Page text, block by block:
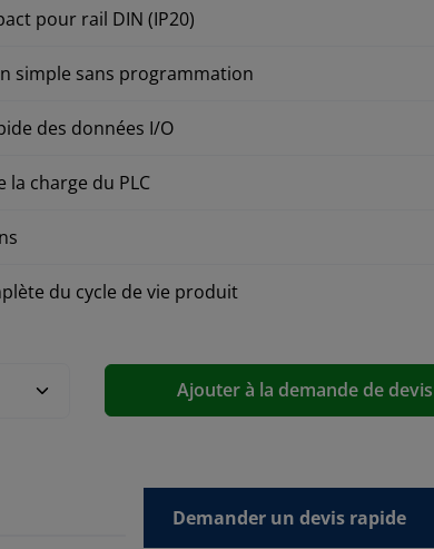
pour rail DIN (IP20)
simple sans programmation
des données I/O
la charge du PLC
du cycle de vie produit
Ajouter à la demande de devis
Demander un devis rapide